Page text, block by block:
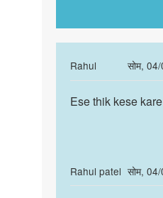
Rahul
सोम,
reply
to
बेटे.
एक…
Ese
Ese thik kese kare
Rahul patel सोम,
In
reply